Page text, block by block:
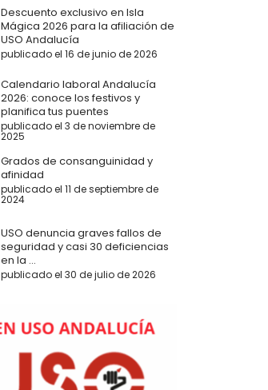
Descuento exclusivo en Isla
Mágica 2026 para la afiliación de
USO Andalucía
publicado el 16 de junio de 2026
Calendario laboral Andalucía
2026: conoce los festivos y
planifica tus puentes
publicado el 3 de noviembre de
2025
Grados de consanguinidad y
afinidad
publicado el 11 de septiembre de
2024
USO denuncia graves fallos de
seguridad y casi 30 deficiencias
en la ...
publicado el 30 de julio de 2026